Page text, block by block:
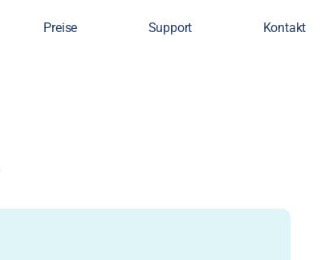
Preise Support Kontakt